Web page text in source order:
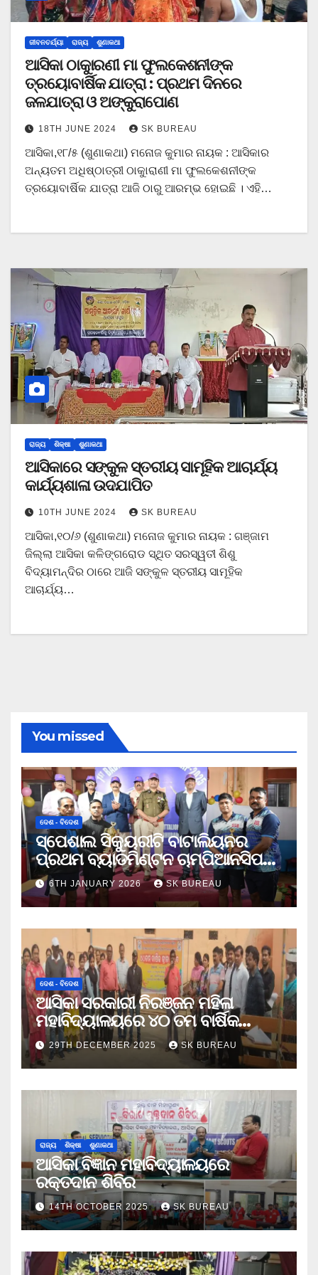
ଜୀବନଚର୍ଯ୍ୟା ରାଜ୍ୟ ଶୁଣାକଥା
ଆସିକା ଠାକୁାରଣୀ ମା ଫୁଲକେଶନୀଙ୍କ
ତ୍ରୟୋବାର୍ଷିକ ଯାତ୍ରା : ପ୍ରଥମ ଦିନରେ
ଜଳଯାତ୍ରା ଓ ଅଙ୍କୁରାପୋଣ
18TH JUNE 2024 SK BUREAU
ଆସିକା,୧୮/୫ (ଶୁଣାକଥା) ମନୋଜ କୁମାର ନାୟକ : ଆସିକାର
ଅନ୍ୟତମ ଅଧିଷ୍ଠାତ୍ରୀ ଠାକୁାରାଣୀ ମା ଫୁଲକେଶନୀଙ୍କ
ତ୍ରୟୋବାର୍ଷିକ ଯାତ୍ରା ଆଜି ଠାରୁ ଆରମ୍ଭ ହୋଇଛି । ଏହି…
ରାଜ୍ୟ ଶିକ୍ଷା ଶୁଣାକଥା
ଆସିକାରେ ସଙ୍କୁଳ ସ୍ତରୀୟ ସାମୂହିକ ଆଚାର୍ଯ୍ୟ
କାର୍ଯ୍ୟଶାଳା ଉଦଯାପିତ
10TH JUNE 2024 SK BUREAU
ଆସିକା,୧୦/୬ (ଶୁଣାକଥା) ମନୋଜ କୁମାର ନାୟକ : ଗଞ୍ଜାମ
ଜିଲ୍ଲା ଆସିକା କଳିଙ୍ଗରୋଡ ସ୍ଥିତ ସରସ୍ୱତୀ ଶିଶୁ
ବିଦ୍ୟାମନ୍ଦିର ଠାରେ ଆଜି ସଙ୍କୁଳ ସ୍ତରୀୟ ସାମୂହିକ
ଆଚାର୍ଯ୍ୟ…
You missed
ଦେଶ - ବିଦେଶ
ସ୍ପେଶାଲ ସିକ୍ୟୁରୀଟି ବାଟାଲିୟନର
ପ୍ରଥମ ବ୍ୟାଡମିଣ୍ଟନ ଚାମ୍ପିଆନସିପ
ଉଦଯାପିତ
6TH JANUARY 2026 SK BUREAU
ଦେଶ - ବିଦେଶ
ଆସିକା ସରକାରୀ ନିରଞ୍ଜନ ମହିଳା
ମହାବିଦ୍ୟାଳୟରେ ୪୦ ତମ ବାର୍ଷିକ
କ୍ରୀଡା ଉତ୍ସବ
29TH DECEMBER 2025 SK BUREAU
ରାଜ୍ୟ ଶିକ୍ଷା ଶୁଣାକଥା
ଆସିକା ବିଜ୍ଞାନ ମହାବିଦ୍ୟାଳୟରେ
ରକ୍ତଦାନ ଶିବିର
14TH OCTOBER 2025 SK BUREAU